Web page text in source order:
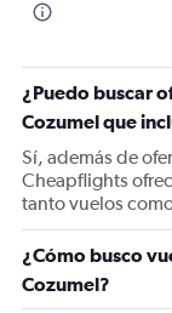
¿Puedo buscar
Cozumel que
Sí, además de
Cheapflights
tanto vuelos
¿Cómo busco
Cozumel?